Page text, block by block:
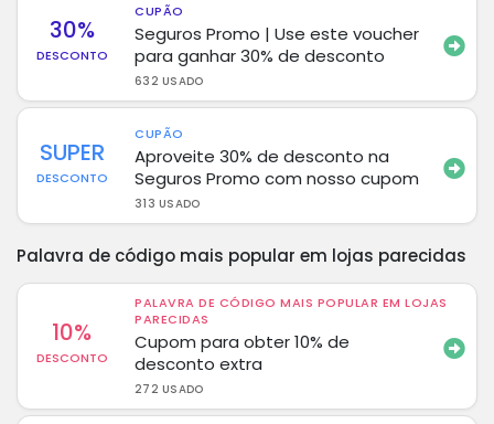
30%
DESCONTO
CUPÃO
Seguros Promo | Use este voucher
para ganhar 30% de desconto
632 USADO
SUPER
DESCONTO
CUPÃO
Aproveite 30% de desconto na
Seguros Promo com nosso cupom
313 USADO
Palavra de código mais popular em lojas parecidas
10%
DESCONTO
PALAVRA DE CÓDIGO MAIS POPULAR EM LOJAS
PARECIDAS
Cupom para obter 10% de
desconto extra
272 USADO